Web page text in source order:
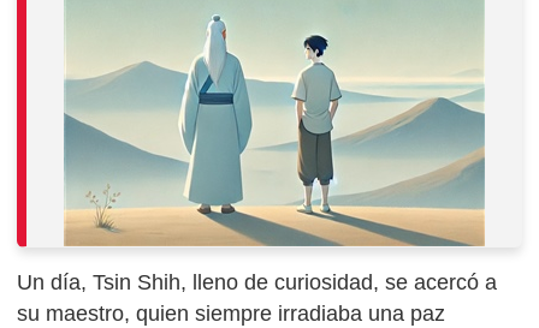
Un día, Tsin Shih, lleno de curiosidad, se acercó a
su maestro, quien siempre irradiaba una paz